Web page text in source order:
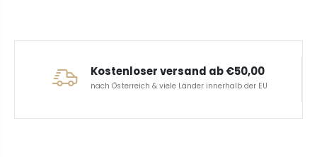
Kostenloser versand ab €50,00
nach Österreich & viele Länder innerhalb der EU